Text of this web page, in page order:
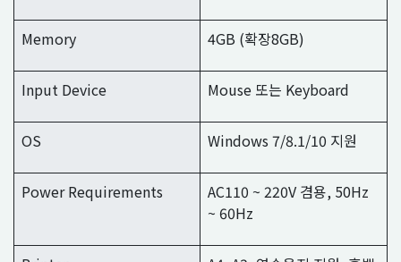
Memory 4GB (확장8GB)
Input Device Mouse 또는 Keyboard
OS Windows 7/8.1/10 지원
Power Requirements
AC110 ~ 220V 겸용, 50Hz
~ 60Hz